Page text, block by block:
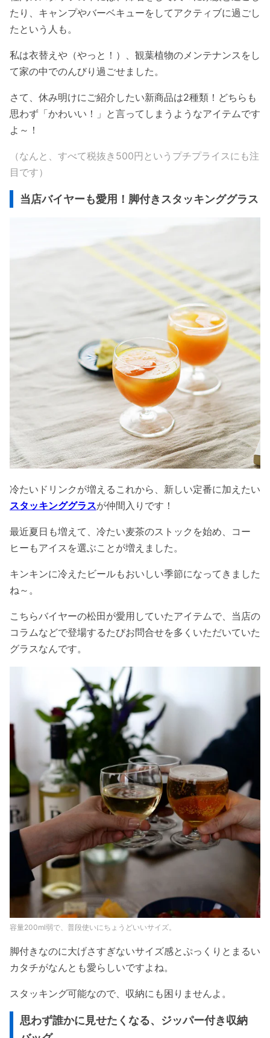
たり、キャンプやバーベキューをしてアクティブに過ごし
たという人も。
私は衣替えや（やっと！）、観葉植物のメンテナンスをし
て家の中でのんびり過ごせました。
さて、休み明けにご紹介したい新商品は2種類！どちらも
思わず「かわいい！」と言ってしまうようなアイテムです
よ～！
（なんと、すべて税抜き500円というプチプライスにも注
目です）
当店バイヤーも愛用！脚付きスタッキンググラス
冷たいドリンクが増えるこれから、新しい定番に加えたい
スタッキンググラスが仲間入りです！
最近夏日も増えて、冷たい麦茶のストックを始め、コー
ヒーもアイスを選ぶことが増えました。
キンキンに冷えたビールもおいしい季節になってきました
ね～。
こちらバイヤーの松田が愛用していたアイテムで、当店の
コラムなどで登場するたびお問合せを多くいただいていた
グラスなんです。
容量200ml弱で、普段使いにちょうどいいサイズ。
脚付きなのに大げさすぎないサイズ感とぷっくりとまるい
カタチがなんとも愛らしいですよね。
スタッキング可能なので、収納にも困りませんよ。
思わず誰かに見せたくなる、ジッパー付き収納